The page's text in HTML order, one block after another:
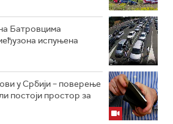
Батровцима
испуњена
у Србији – поверење
постоји простор за